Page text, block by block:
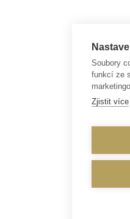
Soubory
funkcí ze
Zjistit více